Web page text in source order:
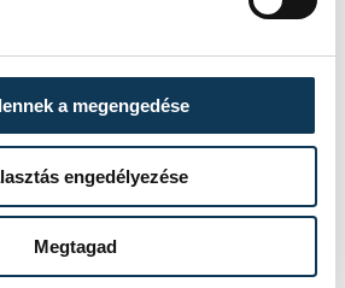
a megengedése
engedélyezése
Megtagad
még megannyi komponens
intenzív és mozgalmas
Ez a mostani fényjáték
sőt, bónusszal is
csak egyre élénkebb lett,
is jól láthatóan
feltűnt a magja, ahol még
majd elkezdett intenzíven